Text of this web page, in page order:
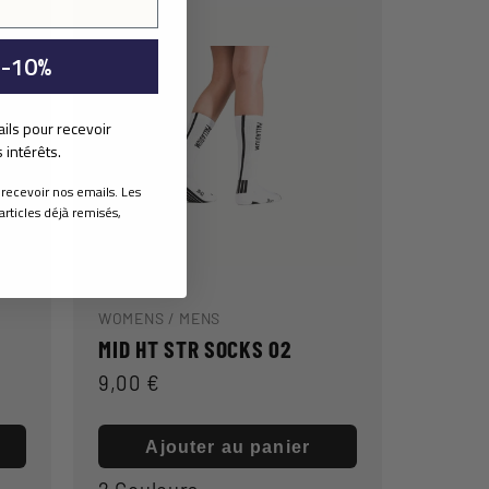
WOMENS / MENS
MID HT STR SOCKS 02
Prix
9,00 €
Ajouter au panier
10%
pour recevoir
intérêts.
nos emails. Les
déjà remisés,